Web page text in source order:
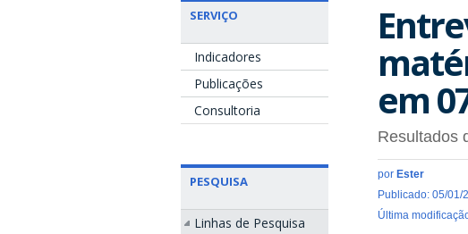
SERVIÇO
Indicadores
Publicações
Consultoria
PESQUISA
Linhas de Pesquisa
em
Resultados
por Ester
Publicado: 05/01/
Última